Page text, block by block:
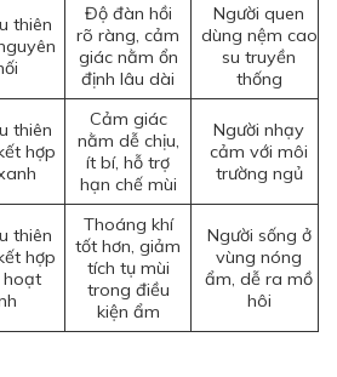
thiên
Độ đàn hồi
rõ ràng, cảm
giác nằm ổn
định lâu dài
Người quen
dùng nệm cao
su truyền
thống
thiên
hợp
Cảm giác
nằm dễ chịu,
ít bí, hỗ trợ
hạn chế mùi
Người nhạy
cảm với môi
trường ngủ
thiên
hợp
hoạt
Thoáng khí
tốt hơn, giảm
tích tụ mùi
trong điều
kiện ẩm
Người sống ở
vùng nóng
ẩm, dễ ra mồ
hôi